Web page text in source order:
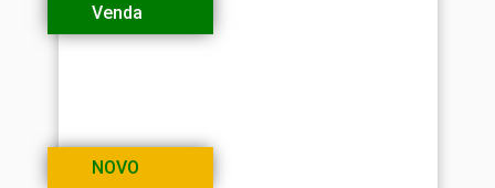
Venda
NOVO